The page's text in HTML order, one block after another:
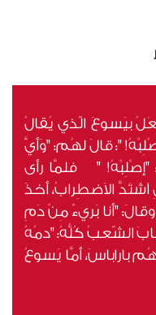
بيَسوعَ الّذي يُقالُ
": قالَ لهُم: "وَأيَّ
" فلمَّا رأى
اَشتَدَّ الاَضطِرابُ، أخذَ
"أنا بَريءٌ مِنْ دَمِ
الشّعبُ كُلُّهُ: "دمُهُ
باراباسَ، أمَّا يَسوعُ